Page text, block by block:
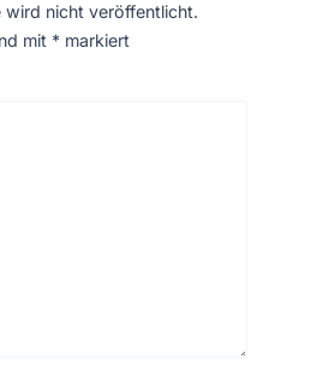
nicht veröffentlicht.
mit * markiert